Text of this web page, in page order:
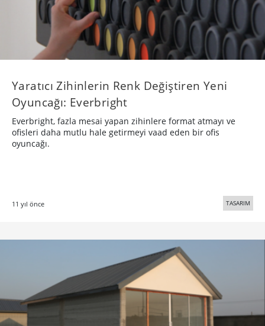
​Yaratıcı Zihinlerin Renk Değiştiren Yeni
Oyuncağı: Everbright
Everbright, fazla mesai yapan zihinlere format atmayı ve
ofisleri daha mutlu hale getirmeyi vaad eden bir ofis
oyuncağı.
11 yıl önce TASARIM